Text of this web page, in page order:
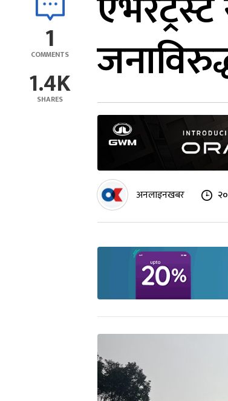
1
COMMENTS
1.4K
SHARES
अनलाइनखबर